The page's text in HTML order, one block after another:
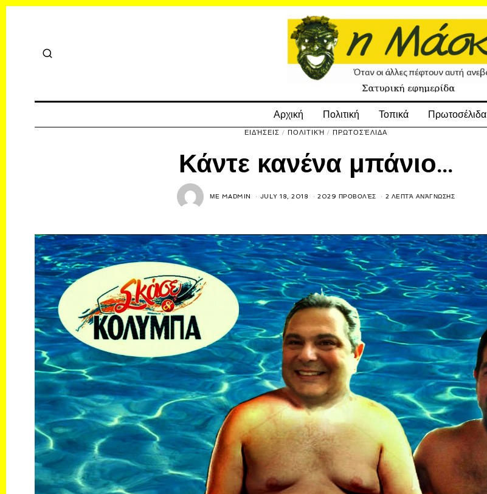
Αρχική Πολιτική Τοπικά Πρωτοσέλιδα
ΕΙΔΉΣΕΙΣ / ΠΟΛΙΤΙΚΉ / ΠΡΩΤΟΣΈΛΙΔΑ
Κάντε κανένα μπάνιο…
ΜΕ MADMIN JULY 18, 2018 2029 ΠΡΟΒΟΛΈΣ 2 ΛΕΠΤΆ ΑΝΆΓΝΩΣΗΣ